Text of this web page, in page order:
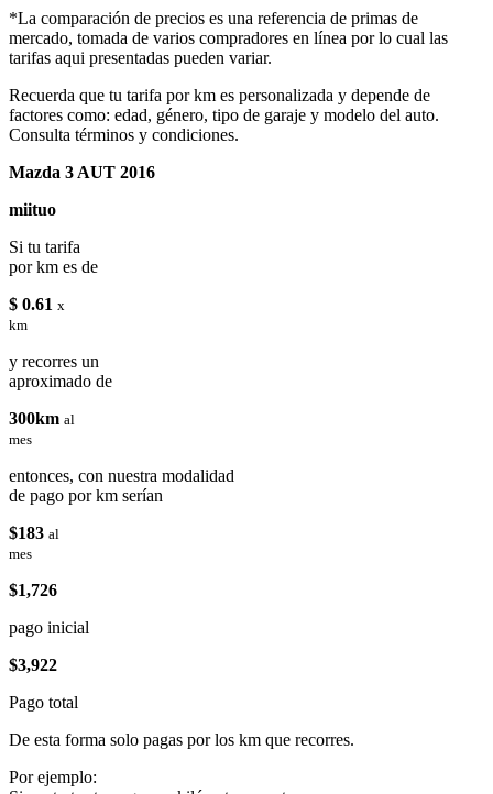
*La comparación de precios es una referencia de primas de
mercado, tomada de varios compradores en línea por lo cual las
tarifas aqui presentadas pueden variar.
Recuerda que tu tarifa por km es personalizada y depende de
factores como: edad, género, tipo de garaje y modelo del auto.
Consulta términos y condiciones.
Mazda 3 AUT 2016
miituo
Si tu tarifa
por km es de
$ 0.61 x
km
y recorres un
aproximado de
300km al
mes
entonces, con nuestra modalidad
de pago por km serían
$183 al
mes
$1,726
pago inicial
$3,922
Pago total
De esta forma solo pagas por los km que recorres.
Por ejemplo: